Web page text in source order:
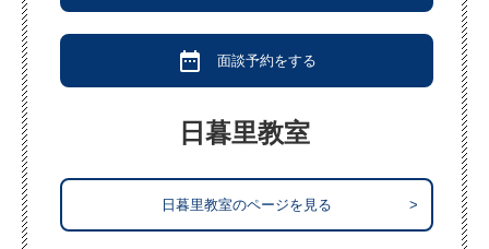
date_range 面談予約をする
日暮里教室
日暮里教室のページを見る >